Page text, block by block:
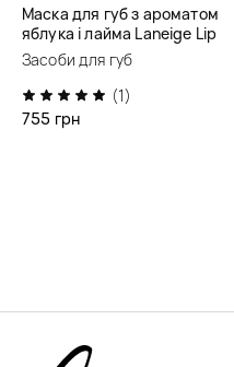
Маска для губ з ароматом
яблука і лайма Laneige Lip
Sleeping Mask Ex Apple Lime
Засоби для губ
(1)
755 грн